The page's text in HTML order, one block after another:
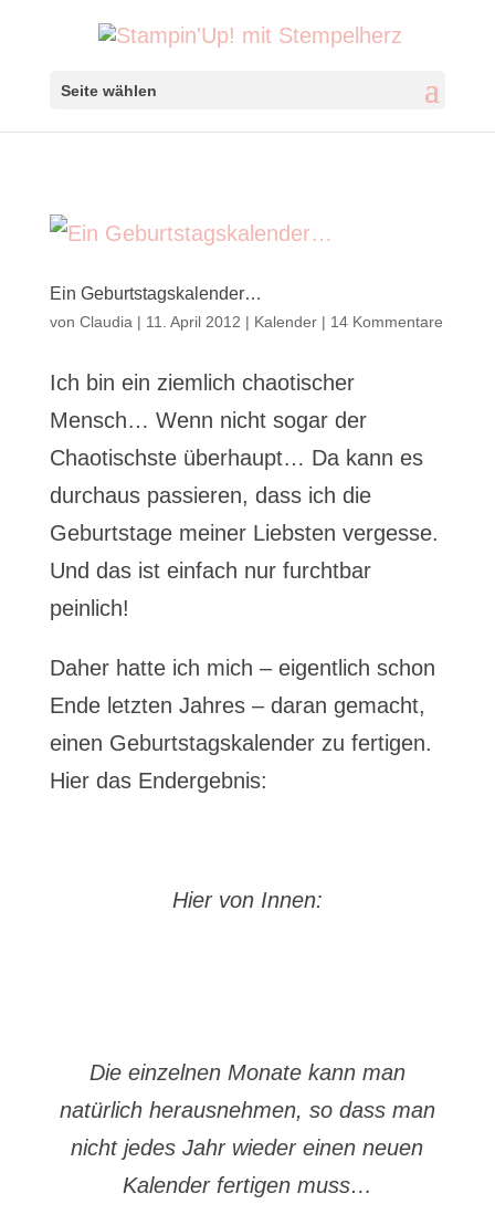
Seite wählen
Ein Geburtstagskalender…
von Claudia | 11. April 2012 | Kalender| 14 Kommentare
Ich bin ein ziemlich chaotischer
Mensch… Wenn nicht sogar der
Chaotischste überhaupt… Da kann es
durchaus passieren, dass ich die
Geburtstage meiner Liebsten vergesse.
Und das ist einfach nur furchtbar
peinlich!
Daher hatte ich mich – eigentlich schon
Ende letzten Jahres – daran gemacht,
einen Geburtstagskalender zu fertigen.
Hier das Endergebnis:
Hier von Innen:
Die einzelnen Monate kann man
natürlich herausnehmen, so dass man
nicht jedes Jahr wieder einen neuen
Kalender fertigen muss…